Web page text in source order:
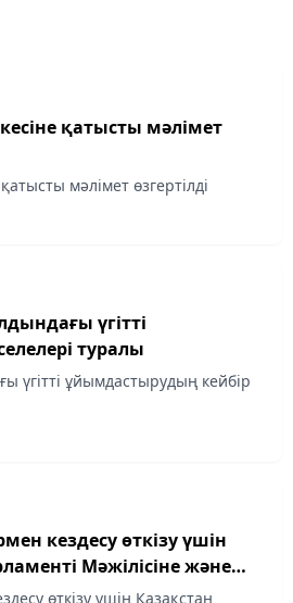
қатысты мәлімет
мәлімет өзгертілді
үгітті
туралы
кездесу өткізу үшін
Мәжілісіне және
депутаттыққа
өткізу үшін Қазақстан